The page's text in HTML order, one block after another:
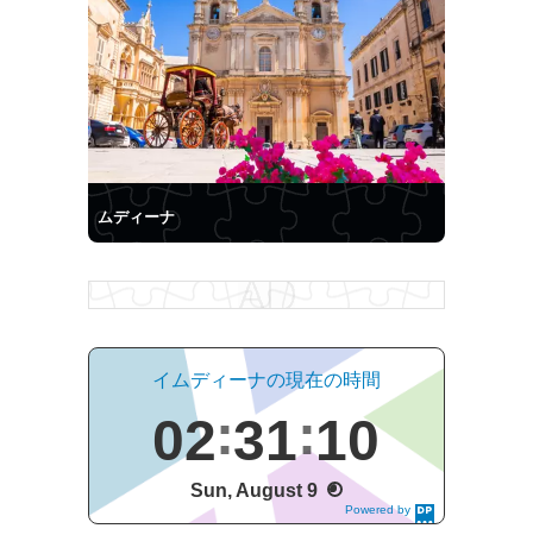
ムディーナ
Powered by
DaysPedia.c
イムディーナの現在の時間
02 31 11
Sun, August 9